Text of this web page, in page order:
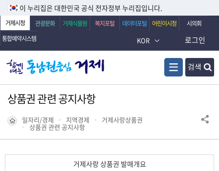
이 누리집은 대한민국 공식 전자정부 누리집입니다.
거제시청 관광문화 거제식물원 복지포털 데이터포털 어린이시청
시의회
통합예약시스템
KOR
검색
로그인
상품권 관련 공지사항
일자리/경제 지역경제 거제사랑상품권
상품권 관련 공지사항
거제사랑 상품권 발매개요